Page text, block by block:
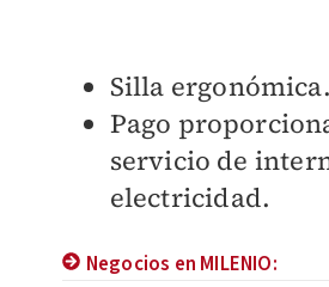
Silla ergonómica.
Pago
servicio de
electricidad.
Negocios en MILENIO: